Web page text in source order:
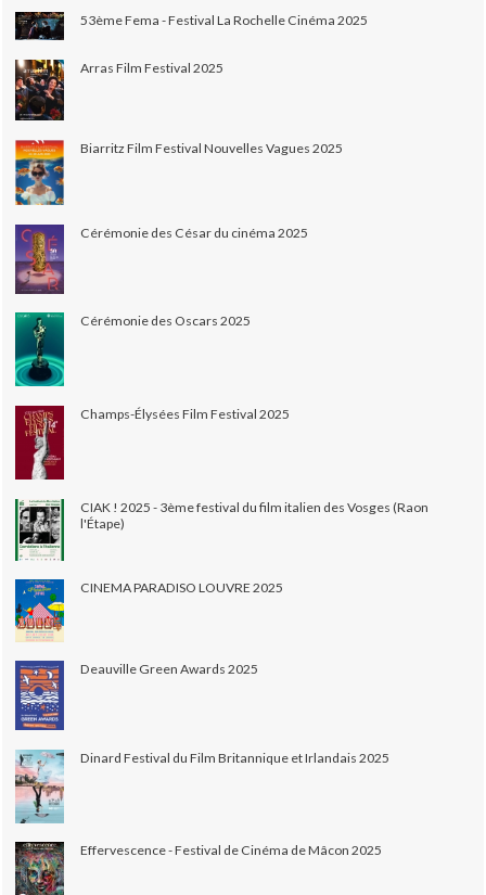
53ème Fema - Festival La Rochelle Cinéma 2025
Arras Film Festival 2025
Biarritz Film Festival Nouvelles Vagues 2025
Cérémonie des César du cinéma 2025
Cérémonie des Oscars 2025
Champs-Élysées Film Festival 2025
CIAK ! 2025 - 3ème festival du film italien des Vosges (Raon
l'Étape)
CINEMA PARADISO LOUVRE 2025
Deauville Green Awards 2025
Dinard Festival du Film Britannique et Irlandais 2025
Effervescence - Festival de Cinéma de Mâcon 2025